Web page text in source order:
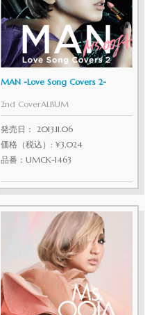
MAN -Love Song Covers 2-
2nd CoverALBUM
発売日： 2013.11.06
価格（税込）: ¥3,024
品番：UMCK-1463